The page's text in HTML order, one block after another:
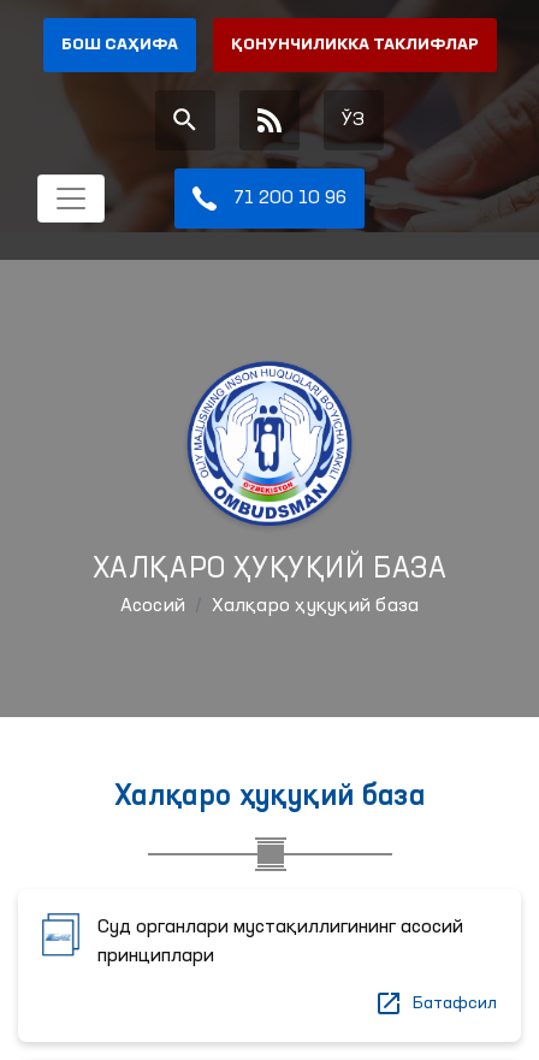
БОШ САҲИФА ҚОНУНЧИЛИККА ТАКЛИФЛАР
ЎЗ
71 200 10 96
ХАЛҚАРО ҲУҚУҚИЙ БАЗА
Aсосий Халқаро ҳуқуқий база
Халқаро ҳуқуқий база
Суд органлари мустақиллигининг асосий
принциплари
Батафсил